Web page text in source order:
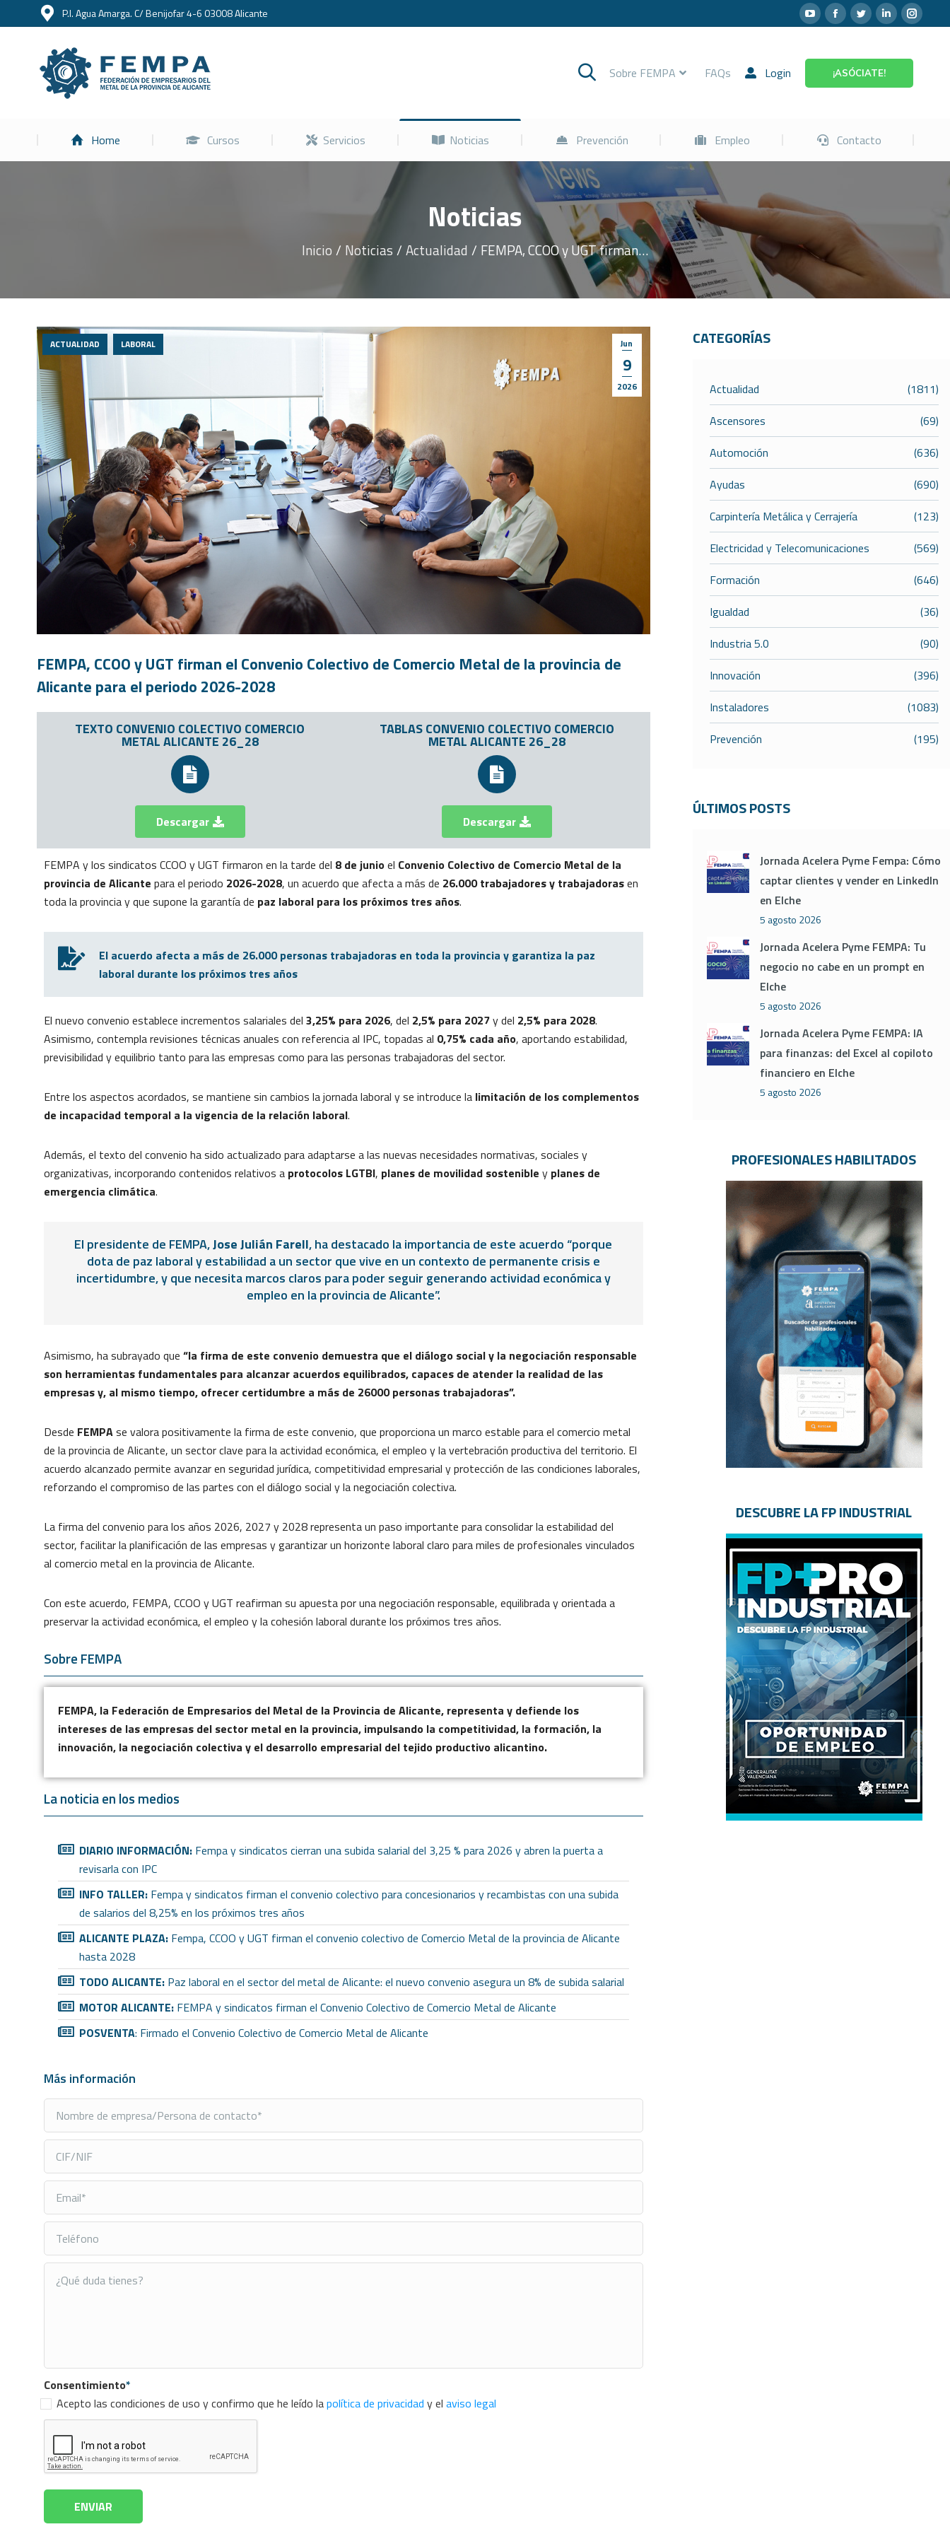
P.I. Agua Amarga. C/ Benijofar 4-6 03008 Alicante
Sobre FEMPA FAQs Login ¡ASÓCIATE!
Home Cursos Servicios Noticias Prevención Empleo Contacto
Noticias
Inicio Noticias Actualidad FEMPA, CCOO y UGT firman…
Jun
9
2026
ACTUALIDAD LABORAL
FEMPA, CCOO y UGT firman el Convenio Colectivo de Comercio Metal de la provincia de
Alicante para el periodo 2026-2028
TEXTO CONVENIO COLECTIVO COMERCIO
METAL ALICANTE 26_28
Descargar
TABLAS CONVENIO COLECTIVO COMERCIO
METAL ALICANTE 26_28
Descargar
FEMPA y los sindicatos CCOO y UGT firmaron en la tarde del 8 de junioel Convenio Colectivo de Comercio Metal de la
provincia de Alicante para el periodo 2026-2028, un acuerdo que afecta a más de 26.000 trabajadores y trabajadorasen
toda la provincia y que supone la garantía de paz laboral para los próximos tres años.
El acuerdo afecta a más de 26.000 personas trabajadoras en toda la provincia y garantiza la paz
laboral durante los próximos tres años
El nuevo convenio establece incrementos salariales del 3,25% para 2026, del 2,5% para 2027y del 2,5% para 2028.
Asimismo, contempla revisiones técnicas anuales con referencia al IPC, topadas al 0,75% cada año, aportando estabilidad,
previsibilidad y equilibrio tanto para las empresas como para las personas trabajadoras del sector.
Entre los aspectos acordados, se mantiene sin cambios la jornada laboral y se introduce la limitación de los complementos
de incapacidad temporal a la vigencia de la relación laboral.
Además, el texto del convenio ha sido actualizado para adaptarse a las nuevas necesidades normativas, sociales y
organizativas, incorporando contenidos relativos a protocolos LGTBI, planes de movilidad sostenible y planes de
emergencia climática.
El presidente de FEMPA,Jose Julián Farell, ha destacado la importancia de este acuerdo “porque
dota de paz laboral y estabilidad a un sector que vive en un contexto de permanente crisis e
incertidumbre, y que necesita marcos claros para poder seguir generando actividad económica y
empleo en la provincia de Alicante”.
Asimismo, ha subrayado que “la firma de este convenio demuestra que el diálogo social y la negociación responsable
son herramientas fundamentales para alcanzar acuerdos equilibrados, capaces de atender la realidad de las
empresas y, al mismo tiempo, ofrecer certidumbre a más de 26000 personas trabajadoras”.
Desde FEMPAse valora positivamente la firma de este convenio, que proporciona un marco estable para el comercio metal
de la provincia de Alicante, un sector clave para la actividad económica, el empleo y la vertebración productiva del territorio. El
acuerdo alcanzado permite avanzar en seguridad jurídica, competitividad empresarial y protección de las condiciones laborales,
reforzando el compromiso de las partes con el diálogo social y la negociación colectiva.
La firma del convenio para los años 2026, 2027 y 2028 representa un paso importante para consolidar la estabilidad del
sector, facilitar la planificación de las empresas y garantizar un horizonte laboral claro para miles de profesionales vinculados
al comercio metal en la provincia de Alicante.
Con este acuerdo, FEMPA, CCOO y UGT reafirman su apuesta por una negociación responsable, equilibrada y orientada a
preservar la actividad económica, el empleo y la cohesión laboral durante los próximos tres años.
Sobre FEMPA
FEMPA, la Federación de Empresarios del Metal de la Provincia de Alicante, representa y defiende los
intereses de las empresas del sector metal en la provincia, impulsando la competitividad, la formación, la
innovación, la negociación colectiva y el desarrollo empresarial del tejido productivo alicantino.
La noticia en los medios
DIARIO INFORMACIÓN: Fempa y sindicatos cierran una subida salarial del 3,25 % para 2026 y abren la puerta a
revisarla con IPC
INFO TALLER: Fempa y sindicatos firman el convenio colectivo para concesionarios y recambistas con una subida
de salarios del 8,25% en los próximos tres años
ALICANTE PLAZA: Fempa, CCOO y UGT firman el convenio colectivo de Comercio Metal de la provincia de Alicante
hasta 2028
TODO ALICANTE: Paz laboral en el sector del metal de Alicante: el nuevo convenio asegura un 8% de subida salarial
MOTOR ALICANTE: FEMPA y sindicatos firman el Convenio Colectivo de Comercio Metal de Alicante
POSVENTA: Firmado el Convenio Colectivo de Comercio Metal de Alicante
Más información
Consentimiento*
Acepto las condiciones de uso y confirmo que he leído lapolítica de privacidad y el aviso legal
CATEGORÍAS
Actualidad
(1811)
Ascensores
(69)
Automoción
(636)
Ayudas
(690)
Carpintería Metálica y Cerrajería
(123)
Electricidad y Telecomunicaciones
(569)
Formación
(646)
Igualdad
(36)
Industria 5.0
(90)
Innovación
(396)
Instaladores
(1083)
Prevención
(195)
ÚLTIMOS POSTS
Jornada Acelera Pyme Fempa: Cómo
captar clientes y vender en LinkedIn
en Elche
5 agosto 2026
Jornada Acelera Pyme FEMPA: Tu
negocio no cabe en un prompt en
Elche
5 agosto 2026
Jornada Acelera Pyme FEMPA: IA
para finanzas: del Excel al copiloto
financiero en Elche
5 agosto 2026
PROFESIONALES HABILITADOS
DESCUBRE LA FP INDUSTRIAL
Home Cursos Servicios Noticias Prevención Empleo Contacto